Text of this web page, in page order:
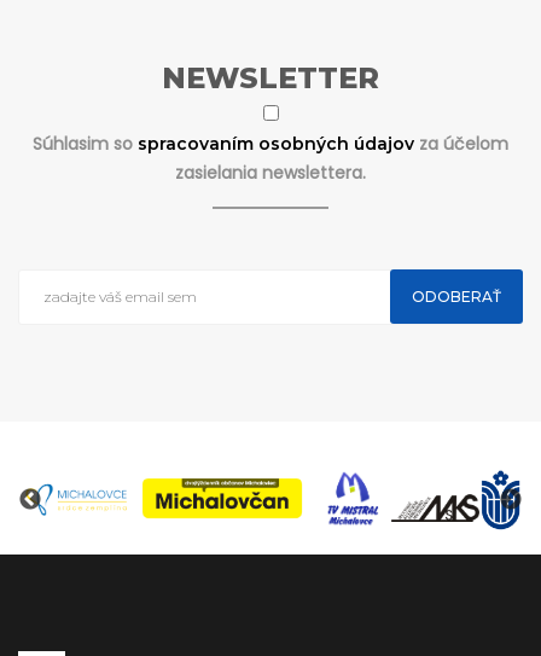
NEWSLETTER
Súhlasim so spracovaním osobných údajov za účelom
zasielania newslettera.
ODOBERAŤ